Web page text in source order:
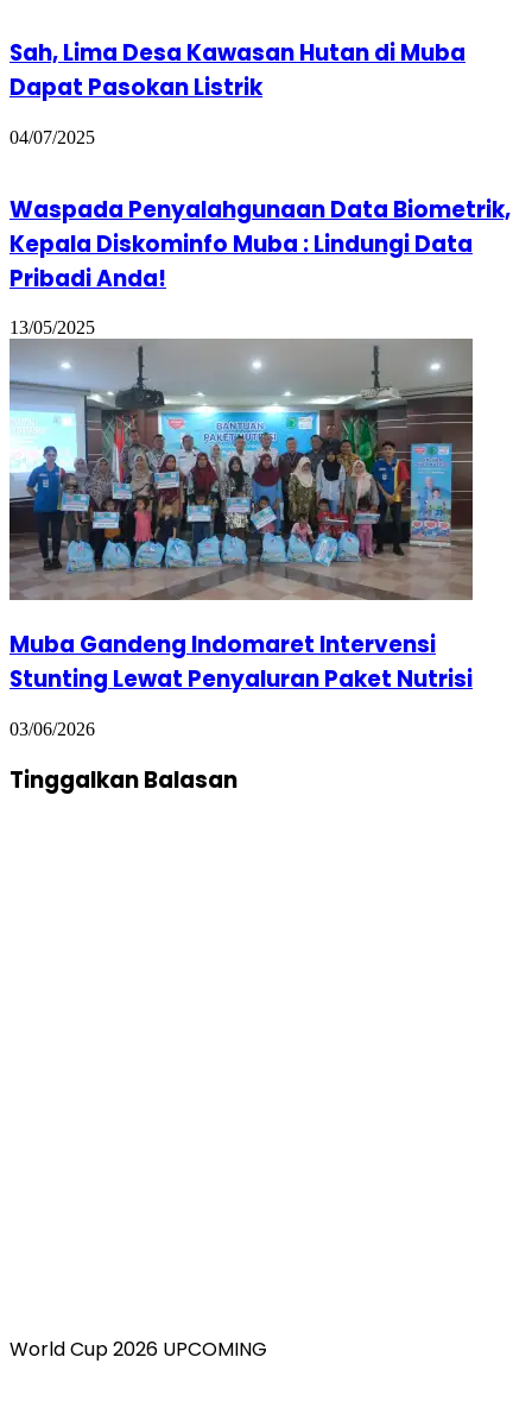
Sah, Lima Desa Kawasan Hutan di Muba
Dapat Pasokan Listrik
04/07/2025
Waspada Penyalahgunaan Data Biometrik,
Kepala Diskominfo Muba : Lindungi Data
Pribadi Anda!
13/05/2025
Muba Gandeng Indomaret Intervensi
Stunting Lewat Penyaluran Paket Nutrisi
03/06/2026
Tinggalkan Balasan
World Cup 2026 UPCOMING